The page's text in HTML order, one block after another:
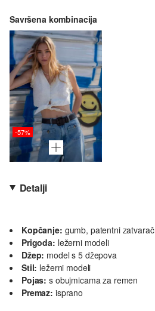
Savršena kombinacija
-57%
Detalji
Kopčanje: gumb, patentni zatvarač
Prigoda: ležerni modeli
Džep: model s 5 džepova
Stil: ležerni modeli
Pojas: s obujmicama za remen
Premaz: isprano